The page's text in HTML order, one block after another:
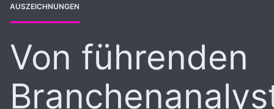
AUSZEICHNUNGEN
Von führenden